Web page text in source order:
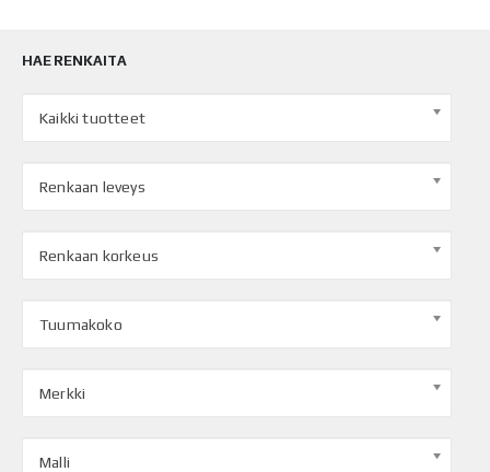
HAE RENKAITA
Kaikki tuotteet
Renkaan leveys
Renkaan korkeus
Tuumakoko
Merkki
Malli